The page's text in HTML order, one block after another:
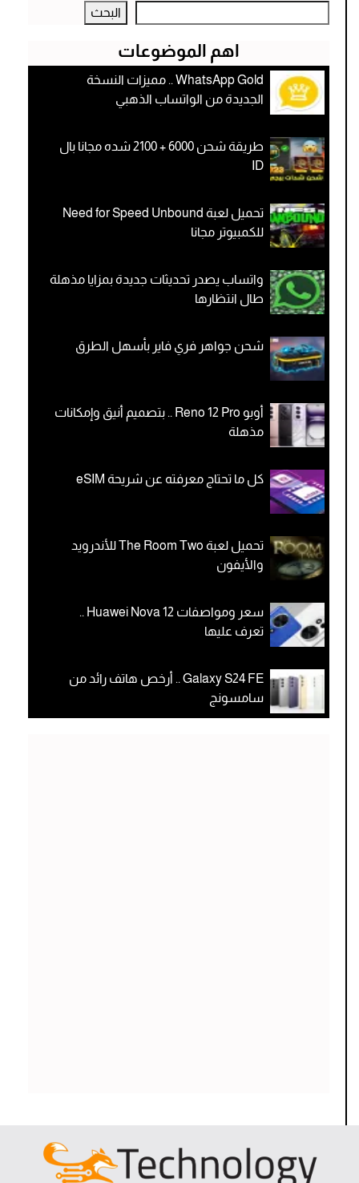
البحث
اهم الموضوعات
WhatsApp Gold .. مميزات النسخة
الجديدة من الواتساب الذهبي
طريقة شحن 6000 + 2100 شده مجانا بال
ID
تحميل لعبة Need for Speed Unbound
للكمبيوتر مجانا
واتساب يصدر تحديثات جديدة بمزايا مذهلة
طال انتظارها
شحن جواهر فري فاير بأسهل الطرق
أوبو Reno 12 Pro .. بتصميم أنيق وإمكانات
مذهلة
كل ما تحتاج معرفته عن شريحة eSIM
تحميل لعبة The Room Two للأندرويد
والأيفون
سعر ومواصفات Huawei Nova 12 ..
تعرف عليها
Galaxy S24 FE .. أرخص هاتف رائد من
سامسونج